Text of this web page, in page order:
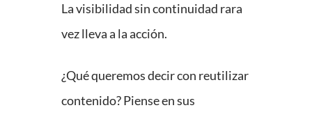
La visibilidad sin continuidad rara
vez lleva a la acción.
¿Qué queremos decir con reutilizar
contenido? Piense en sus